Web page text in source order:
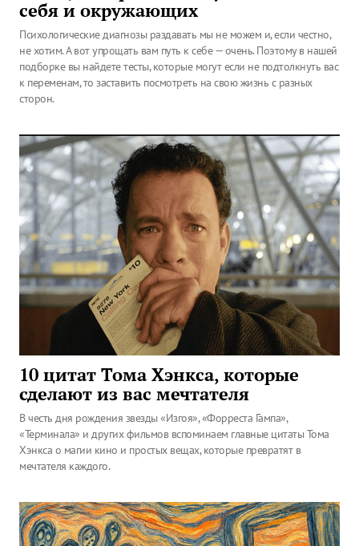
себя и окружающих
Психологические диагнозы раздавать мы не можем и, если честно,
не хотим. А вот упрощать вам путь к себе — очень. Поэтому в нашей
подборке вы найдете тесты, которые могут если не подтолкнуть вас
к переменам, то заставить посмотреть на свою жизнь с разных
сторон.
10 цитат Тома Хэнкса, которые
сделают из вас мечтателя
В честь дня рождения звезды «Изгоя», «Форреста Гампа»,
«Терминала» и других фильмов вспоминаем главные цитаты Тома
Хэнкса о магии кино и простых вещах, которые превратят в
мечтателя каждого.